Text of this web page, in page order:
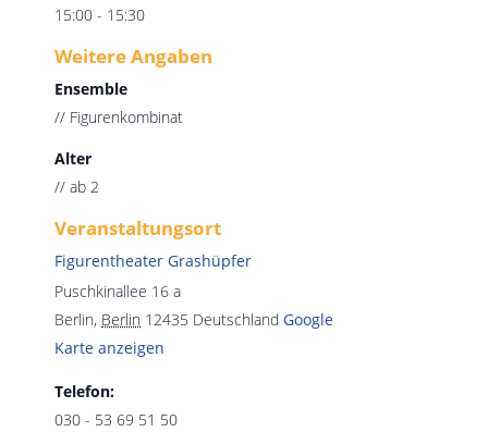
15:00 - 15:30
Veranstaltungsort
Figurentheater Grashüpfer
Puschkinallee 16 a
Berlin, Berlin 12435 Deutschland Google
Karte anzeigen
Telefon:
030 - 53 69 51 50
Weitere Angaben
Ensemble
// Figurenkombinat
Alter
// ab 2